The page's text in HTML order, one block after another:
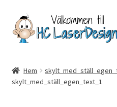
Hoppa
till
navigering
Hoppa
till
innehåll
Aktuell info mm
Hem
skylt_med_ställ_egen_text_1